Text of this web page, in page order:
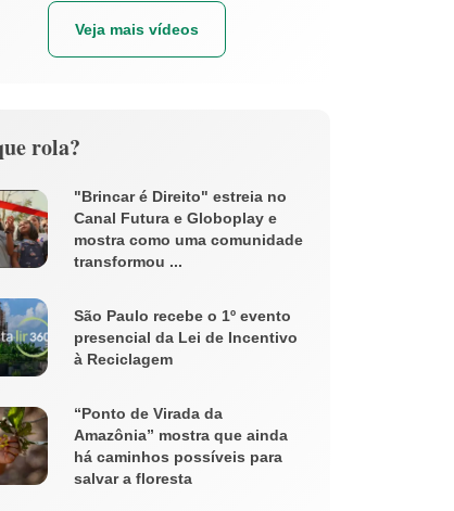
Veja mais vídeos
rola?
"Brincar é Direito" estreia no
Canal Futura e Globoplay e
mostra como uma comunidade
transformou ...
São Paulo recebe o 1º evento
presencial da Lei de Incentivo
à Reciclagem
“Ponto de Virada da
Amazônia” mostra que ainda
há caminhos possíveis para
salvar a floresta